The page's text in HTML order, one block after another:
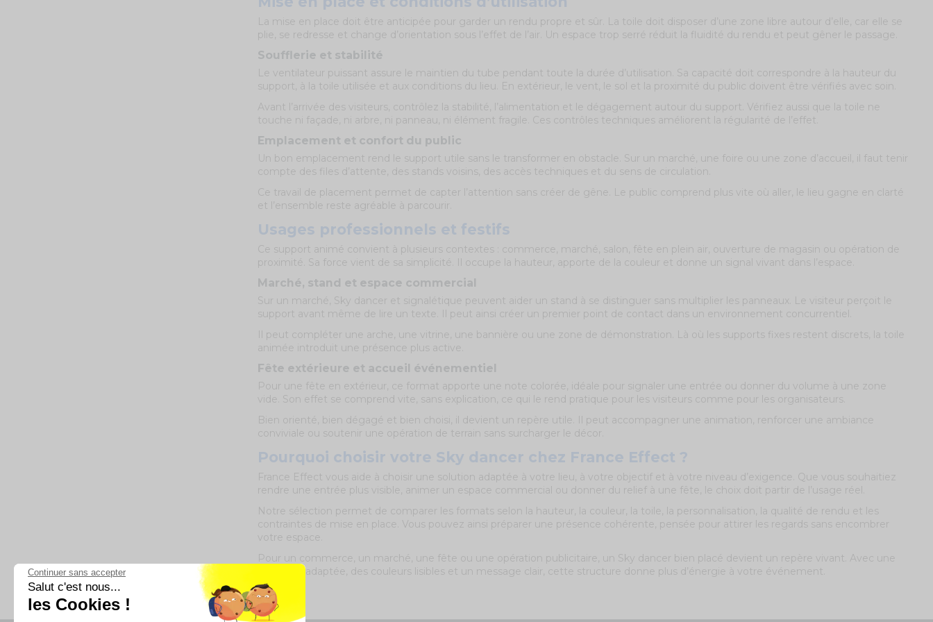
Continuer sans accepter
Salut c'est nous...
les Cookies !
La mise en place doit être anticipée pour garder un rendu propre et sûr. La toile doit disposer d’une zone libre autour d’elle, car elle se
plie, se redresse et change d’orientation sous l’effet de l’air. Un espace trop serré réduit la fluidité du rendu et peut gêner le passage.
Soufflerie et stabilité
Le ventilateur puissant assure le maintien du tube pendant toute la durée d’utilisation. Sa capacité doit correspondre à la hauteur du
support, à la toile utilisée et aux conditions du lieu. En extérieur, le vent, le sol et la proximité du public doivent être vérifiés avec soin.
Avant l’arrivée des visiteurs, contrôlez la stabilité, l’alimentation et le dégagement autour du support. Vérifiez aussi que la toile ne
touche ni façade, ni arbre, ni panneau, ni élément fragile. Ces contrôles techniques améliorent la régularité de l’effet.
Emplacement et confort du public
Un bon emplacement rend le support utile sans le transformer en obstacle. Sur un marché, une foire ou une zone d’accueil, il faut tenir
compte des files d’attente, des stands voisins, des accès techniques et du sens de circulation.
Ce travail de placement permet de capter l’attention sans créer de gêne. Le public comprend plus vite où aller, le lieu gagne en clarté
et l’ensemble reste agréable à parcourir.
Usages professionnels et festifs
Ce support animé convient à plusieurs contextes : commerce, marché, salon, fête en plein air, ouverture de magasin ou opération de
proximité. Sa force vient de sa simplicité. Il occupe la hauteur, apporte de la couleur et donne un signal vivant dans l’espace.
Marché, stand et espace commercial
Sur un marché, Sky dancer et signalétique peuvent aider un stand à se distinguer sans multiplier les panneaux. Le visiteur perçoit le
support avant même de lire un texte. Il peut ainsi créer un premier point de contact dans un environnement concurrentiel.
Il peut compléter une arche, une vitrine, une bannière ou une zone de démonstration. Là où les supports fixes restent discrets, la toile
animée introduit une présence plus active.
Fête extérieure et accueil événementiel
Pour une fête en extérieur, ce format apporte une note colorée, idéale pour signaler une entrée ou donner du volume à une zone
vide. Son effet se comprend vite, sans explication, ce qui le rend pratique pour les visiteurs comme pour les organisateurs.
Bien orienté, bien dégagé et bien choisi, il devient un repère utile. Il peut accompagner une animation, renforcer une ambiance
conviviale ou soutenir une opération de terrain sans surcharger le décor.
Pourquoi choisir votre Sky dancer chez France Effect ?
France Effect vous aide à choisir une solution adaptée à votre lieu, à votre objectif et à votre niveau d’exigence. Que vous souhaitiez
rendre une entrée plus visible, animer un espace commercial ou donner du relief à une fête, le choix doit partir de l’usage réel.
Notre sélection permet de comparer les formats selon la hauteur, la couleur, la toile, la personnalisation, la qualité de rendu et les
contraintes de mise en place. Vous pouvez ainsi préparer une présence cohérente, pensée pour attirer les regards sans encombrer
votre espace.
Pour un commerce, un marché, une fête ou une opération publicitaire, un Sky dancer bien placé devient un repère vivant. Avec une
soufflerie adaptée, des couleurs lisibles et un message clair, cette structure donne plus d’énergie à votre événement.